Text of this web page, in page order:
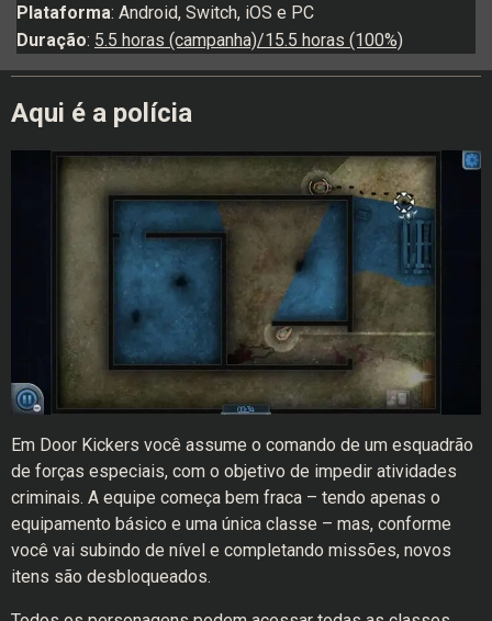
Plataforma: Android, Switch, iOS e PC
Duração: 5.5 horas (campanha)/15.5 horas (100%)
Aqui é a polícia
Em Door Kickers você assume o comando de um esquadrão
de forças especiais, com o objetivo de impedir atividades
criminais. A equipe começa bem fraca – tendo apenas o
equipamento básico e uma única classe – mas, conforme
você vai subindo de nível e completando missões, novos
itens são desbloqueados.